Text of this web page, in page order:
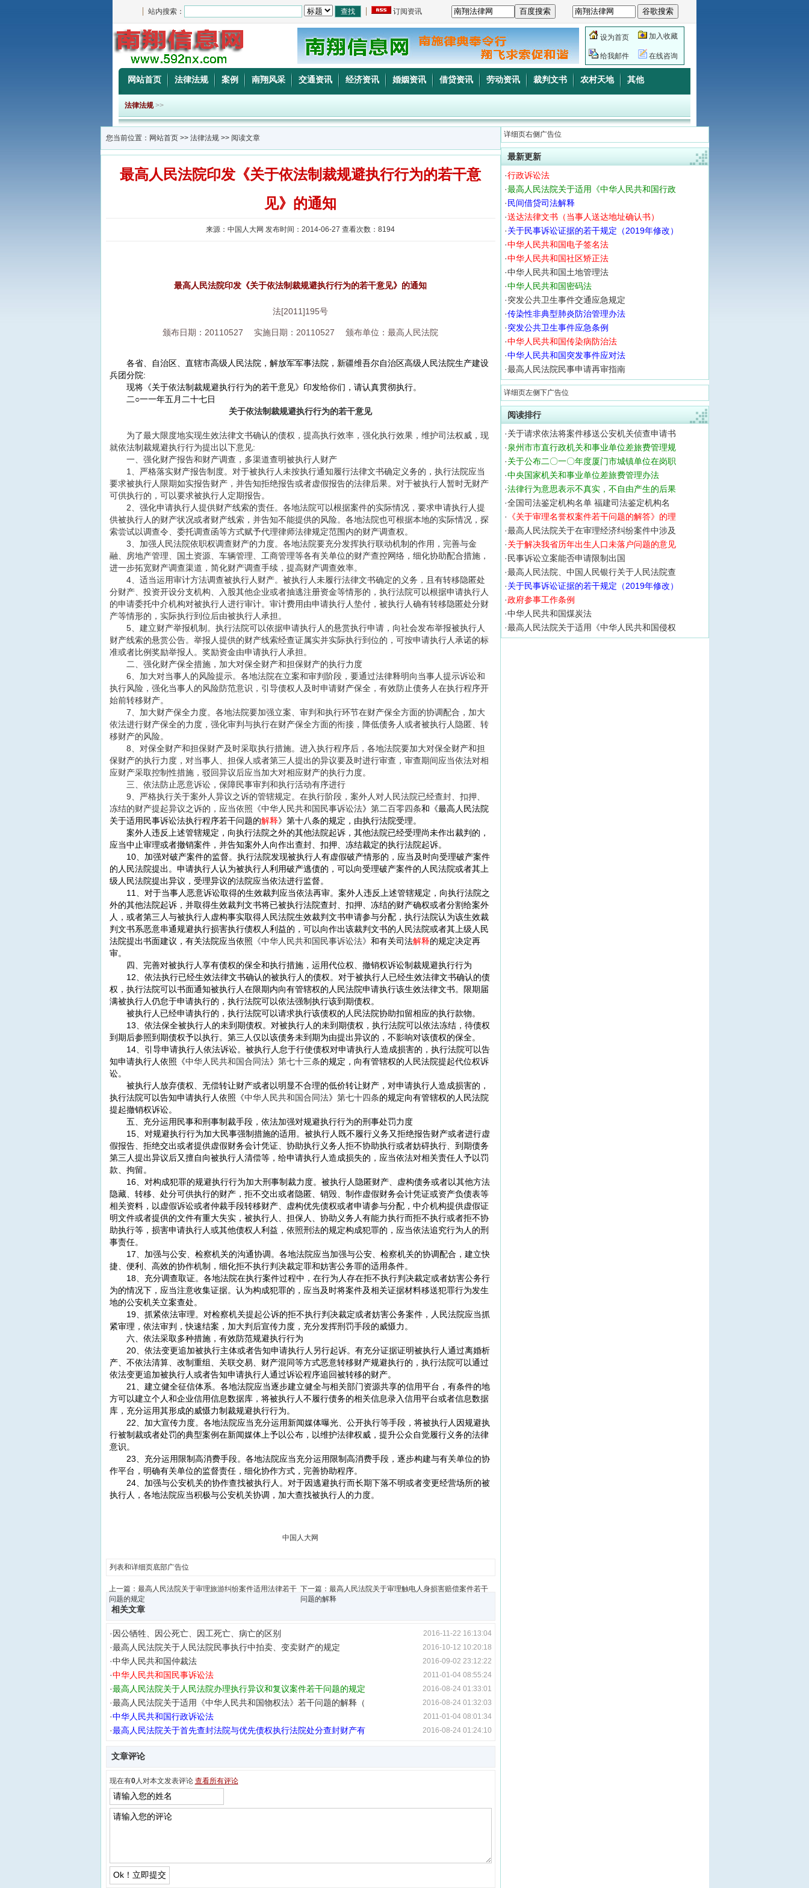
站内搜索： 订阅资讯
设为首页 加入收藏
给我邮件 在线咨询
网站首页 法律法规 案例 南翔风采 交通资讯 经济资讯 婚姻资讯 借贷资讯 劳动资讯 裁判文书 农村天地 其他
法律法规 >>
您当前位置： 网站首页>> 法律法规>> 阅读文章
最高人民法院印发《关于依法制裁规避执行行为的若干意
见》的通知
来源：中国人大网 发布时间：2014-06-27 查看次数：8194
最高人民法院印发《关于依法制裁规避执行行为的若干意见》的通知
法[2011]195号
颁布日期：20110527 实施日期：20110527 颁布单位：最高人民法院
各省、自治区、直辖市高级人民法院，解放军军事法院，新疆维吾尔自治区高级人民法院生产建设
兵团分院:
现将《关于依法制裁规避执行行为的若干意见》印发给你们，请认真贯彻执行。
二○一一年五月二十七日
关于依法制裁规避执行行为的若干意见
为了最大限度地实现生效法律文书确认的债权，提高执行效率，强化执行效果，维护司法权威，现
就依法制裁规避执行行为提出以下意见:
一、强化财产报告和财产调查，多渠道查明被执行人财产
1、严格落实财产报告制度。对于被执行人未按执行通知履行法律文书确定义务的，执行法院应当
要求被执行人限期如实报告财产，并告知拒绝报告或者虚假报告的法律后果。对于被执行人暂时无财产
可供执行的，可以要求被执行人定期报告。
2、强化申请执行人提供财产线索的责任。各地法院可以根据案件的实际情况，要求申请执行人提
供被执行人的财产状况或者财产线索，并告知不能提供的风险。各地法院也可根据本地的实际情况，探
索尝试以调查令、委托调查函等方式赋予代理律师法律规定范围内的财产调查权。
3、加强人民法院依职权调查财产的力度。各地法院要充分发挥执行联动机制的作用，完善与金
融、房地产管理、国土资源、车辆管理、工商管理等各有关单位的财产查控网络，细化协助配合措施，
进一步拓宽财产调查渠道，简化财产调查手续，提高财产调查效率。
4、适当运用审计方法调查被执行人财产。被执行人未履行法律文书确定的义务，且有转移隐匿处
分财产、投资开设分支机构、入股其他企业或者抽逃注册资金等情形的，执行法院可以根据申请执行人
的申请委托中介机构对被执行人进行审计。审计费用由申请执行人垫付，被执行人确有转移隐匿处分财
产等情形的，实际执行到位后由被执行人承担。
5、建立财产举报机制。执行法院可以依据申请执行人的悬赏执行申请，向社会发布举报被执行人
财产线索的悬赏公告。举报人提供的财产线索经查证属实并实际执行到位的，可按申请执行人承诺的标
准或者比例奖励举报人。奖励资金由申请执行人承担。
二、强化财产保全措施，加大对保全财产和担保财产的执行力度
6、加大对当事人的风险提示。各地法院在立案和审判阶段，要通过法律释明向当事人提示诉讼和
执行风险，强化当事人的风险防范意识，引导债权人及时申请财产保全，有效防止债务人在执行程序开
始前转移财产。
7、加大财产保全力度。各地法院要加强立案、审判和执行环节在财产保全方面的协调配合，加大
依法进行财产保全的力度，强化审判与执行在财产保全方面的衔接，降低债务人或者被执行人隐匿、转
移财产的风险。
8、对保全财产和担保财产及时采取执行措施。进入执行程序后，各地法院要加大对保全财产和担
保财产的执行力度，对当事人、担保人或者第三人提出的异议要及时进行审查，审查期间应当依法对相
应财产采取控制性措施，驳回异议后应当加大对相应财产的执行力度。
三、依法防止恶意诉讼，保障民事审判和执行活动有序进行
9、严格执行关于案外人异议之诉的管辖规定。在执行阶段，案外人对人民法院已经查封、扣押、
冻结的财产提起异议之诉的，应当依照《中华人民共和国民事诉讼法》 第二百零四条和《最高人民法院
关于适用民事诉讼法执行程序若干问题的解释》第十八条的规定，由执行法院受理。
案外人违反上述管辖规定，向执行法院之外的其他法院起诉，其他法院已经受理尚未作出裁判的，
应当中止审理或者撤销案件，并告知案外人向作出查封、扣押、冻结裁定的执行法院起诉。
10、加强对破产案件的监督。执行法院发现被执行人有虚假破产情形的，应当及时向受理破产案件
的人民法院提出。申请执行人认为被执行人利用破产逃债的，可以向受理破产案件的人民法院或者其上
级人民法院提出异议，受理异议的法院应当依法进行监督。
11、对于当事人恶意诉讼取得的生效裁判应当依法再审。案外人违反上述管辖规定，向执行法院之
外的其他法院起诉，并取得生效裁判文书将已被执行法院查封、扣押、冻结的财产确权或者分割给案外
人，或者第三人与被执行人虚构事实取得人民法院生效裁判文书申请参与分配，执行法院认为该生效裁
判文书系恶意串通规避执行损害执行债权人利益的，可以向作出该裁判文书的人民法院或者其上级人民
法院提出书面建议，有关法院应当依照 《中华人民共和国民事诉讼法》 和有关司法解释的规定决定再
审。
四、完善对被执行人享有债权的保全和执行措施，运用代位权、撤销权诉讼制裁规避执行行为
12、依法执行已经生效法律文书确认的被执行人的债权。对于被执行人已经生效法律文书确认的债
权，执行法院可以书面通知被执行人在限期内向有管辖权的人民法院申请执行该生效法律文书。限期届
满被执行人仍怠于申请执行的，执行法院可以依法强制执行该到期债权。
被执行人已经申请执行的，执行法院可以请求执行该债权的人民法院协助扣留相应的执行款物。
13、依法保全被执行人的未到期债权。对被执行人的未到期债权，执行法院可以依法冻结，待债权
到期后参照到期债权予以执行。第三人仅以该债务未到期为由提出异议的，不影响对该债权的保全。
14、引导申请执行人依法诉讼。被执行人怠于行使债权对申请执行人造成损害的，执行法院可以告
知申请执行人依照《中华人民共和国合同法》 第七十三条的规定，向有管辖权的人民法院提起代位权诉
讼。
被执行人放弃债权、无偿转让财产或者以明显不合理的低价转让财产，对申请执行人造成损害的，
执行法院可以告知申请执行人依照《中华人民共和国合同法》 第七十四条的规定向有管辖权的人民法院
提起撤销权诉讼。
五、充分运用民事和刑事制裁手段，依法加强对规避执行行为的刑事处罚力度
15、对规避执行行为加大民事强制措施的适用。被执行人既不履行义务又拒绝报告财产或者进行虚
假报告、拒绝交出或者提供虚假财务会计凭证、协助执行义务人拒不协助执行或者妨碍执行、到期债务
第三人提出异议后又擅自向被执行人清偿等，给申请执行人造成损失的，应当依法对相关责任人予以罚
款、拘留。
16、对构成犯罪的规避执行行为加大刑事制裁力度。被执行人隐匿财产、虚构债务或者以其他方法
隐藏、转移、处分可供执行的财产，拒不交出或者隐匿、销毁、制作虚假财务会计凭证或资产负债表等
相关资料，以虚假诉讼或者仲裁手段转移财产、虚构优先债权或者申请参与分配，中介机构提供虚假证
明文件或者提供的文件有重大失实，被执行人、担保人、协助义务人有能力执行而拒不执行或者拒不协
助执行等，损害申请执行人或其他债权人利益，依照刑法的规定构成犯罪的，应当依法追究行为人的刑
事责任。
17、加强与公安、检察机关的沟通协调。各地法院应当加强与公安、检察机关的协调配合，建立快
捷、便利、高效的协作机制，细化拒不执行判决裁定罪和妨害公务罪的适用条件。
18、充分调查取证。各地法院在执行案件过程中，在行为人存在拒不执行判决裁定或者妨害公务行
为的情况下，应当注意收集证据。认为构成犯罪的，应当及时将案件及相关证据材料移送犯罪行为发生
地的公安机关立案查处。
19、抓紧依法审理。对检察机关提起公诉的拒不执行判决裁定或者妨害公务案件，人民法院应当抓
紧审理，依法审判，快速结案，加大判后宣传力度，充分发挥刑罚手段的威慑力。
六、依法采取多种措施，有效防范规避执行行为
20、依法变更追加被执行主体或者告知申请执行人另行起诉。有充分证据证明被执行人通过离婚析
产、不依法清算、改制重组、关联交易、财产混同等方式恶意转移财产规避执行的，执行法院可以通过
依法变更追加被执行人或者告知申请执行人通过诉讼程序追回被转移的财产。
21、建立健全征信体系。各地法院应当逐步建立健全与相关部门资源共享的信用平台，有条件的地
方可以建立个人和企业信用信息数据库，将被执行人不履行债务的相关信息录入信用平台或者信息数据
库，充分运用其形成的威慑力制裁规避执行行为。
22、加大宣传力度。各地法院应当充分运用新闻媒体曝光、公开执行等手段，将被执行人因规避执
行被制裁或者处罚的典型案例在新闻媒体上予以公布，以维护法律权威，提升公众自觉履行义务的法律
意识。
23、充分运用限制高消费手段。各地法院应当充分运用限制高消费手段，逐步构建与有关单位的协
作平台，明确有关单位的监督责任，细化协作方式，完善协助程序。
24、加强与公安机关的协作查找被执行人。对于因逃避执行而长期下落不明或者变更经营场所的被
执行人，各地法院应当积极与公安机关协调，加大查找被执行人的力度。
中国人大网
列表和详细页底部广告位
上一篇： 最高人民法院关于审理旅游纠纷案件适用法律若干
问题的规定
下一篇： 最高人民法院关于审理触电人身损害赔偿案件若干
问题的解释
相关文章
·因公牺牲、因公死亡、因工死亡、病亡的区别 2016-11-22 16:13:04
·最高人民法院关于人民法院民事执行中拍卖、变卖财产的规定 2016-10-12 10:20:18
·中华人民共和国仲裁法 2016-09-02 23:12:22
·中华人民共和国民事诉讼法 2011-01-04 08:55:24
·最高人民法院关于人民法院办理执行异议和复议案件若干问题的规定 2016-08-24 01:33:01
·最高人民法院关于适用《中华人民共和国物权法》若干问题的解释（ 2016-08-24 01:32:03
·中华人民共和国行政诉讼法 2011-01-04 08:01:34
·最高人民法院关于首先查封法院与优先债权执行法院处分查封财产有 2016-08-24 01:24:10
文章评论
现在有0人对本文发表评论 查看所有评论
详细页右侧广告位
最新更新
·行政诉讼法
·最高人民法院关于适用《中华人民共和国行政
· 民间借贷司法解释
·送达法律文书（当事人送达地址确认书）
·关于民事诉讼证据的若干规定（2019年修改）
·中华人民共和国电子签名法
·中华人民共和国社区矫正法
·中华人民共和国土地管理法
·中华人民共和国密码法
·突发公共卫生事件交通应急规定
·传染性非典型肺炎防治管理办法
·突发公共卫生事件应急条例
·中华人民共和国传染病防治法
·中华人民共和国突发事件应对法
·最高人民法院民事申请再审指南
详细页左侧下广告位
阅读排行
·关于请求依法将案件移送公安机关侦查申请书
·泉州市市直行政机关和事业单位差旅费管理规
·关于公布二〇一〇年度厦门市城镇单位在岗职
·中央国家机关和事业单位差旅费管理办法
·法律行为意思表示不真实，不自由产生的后果
·全国司法鉴定机构名单 福建司法鉴定机构名
· 《关于审理名誉权案件若干问题的解答》的理
·最高人民法院关于在审理经济纠纷案件中涉及
·关于解决我省历年出生人口未落户问题的意见
· 民事诉讼立案能否申请限制出国
·最高人民法院、中国人民银行关于人民法院查
·关于民事诉讼证据的若干规定（2019年修改）
·政府参事工作条例
·中华人民共和国煤炭法
·最高人民法院关于适用《中华人民共和国侵权